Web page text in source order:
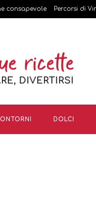
consapevole Percorsi di
DOLCI